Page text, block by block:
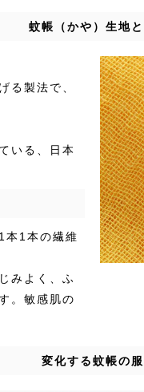
蚊帳（かや）生地
る製法で、
いる、日本
本1本の繊維
みよく、ふ
。敏感肌の
変化する蚊帳の服